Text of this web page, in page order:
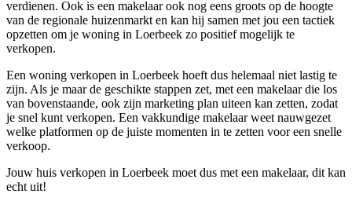
verdienen. Ook is een makelaar ook nog eens groots op de hoogte
van de regionale huizenmarkt en kan hij samen met jou een tactiek
opzetten om je woning in Loerbeek zo positief mogelijk te
verkopen.
Een woning verkopen in Loerbeek hoeft dus helemaal niet lastig te
zijn. Als je maar de geschikte stappen zet, met een makelaar die los
van bovenstaande, ook zijn marketing plan uiteen kan zetten, zodat
je snel kunt verkopen. Een vakkundige makelaar weet nauwgezet
welke platformen op de juiste momenten in te zetten voor een snelle
verkoop.
Jouw huis verkopen in Loerbeek moet dus met een makelaar, dit kan
echt uit!